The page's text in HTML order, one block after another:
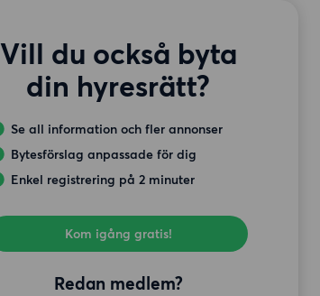
Vill du också byta
din hyresrätt?
Se all information och fler annonser
Bytesförslag anpassade för dig
Enkel registrering på 2 minuter
Kom igång gratis!
Redan medlem?